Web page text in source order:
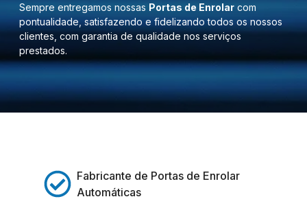
Sempre entregamos nossas Portas de Enrolar com
pontualidade, satisfazendo e fidelizando todos os nossos
clientes, com garantia de qualidade nos serviços
prestados.
Fabricante de Portas de Enrolar
Automáticas